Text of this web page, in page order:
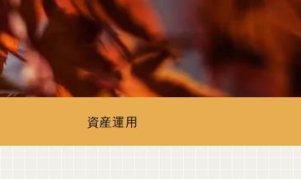
資産運用